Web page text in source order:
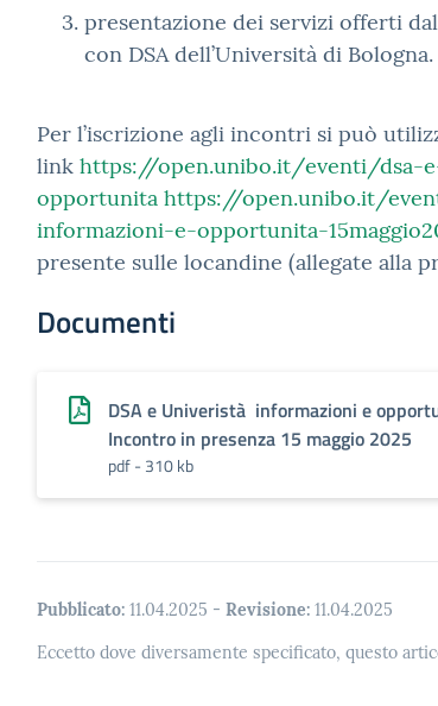
presentazione dei servizi offerti
con DSA dell’Università di Bologna.
Per l’iscrizione agli incontri si può
link https://open.unibo.it/eventi/dsa-
opportunita https://open.unibo.it/
informazioni-e-opportunita-
presente sulle locandine (allegate alla
Documenti
DSA e Univeristà informazioni e
Incontro in presenza 15 maggio 2025
pdf - 310 kb
Pubblicato: 11.04.2025 - Revisione: 11.04.2025
Eccetto dove diversamente specificato, questo